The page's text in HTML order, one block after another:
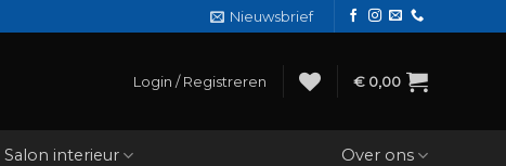
Nieuwsbrief
Login / Registreren € 0,00
Salon interieur Over ons